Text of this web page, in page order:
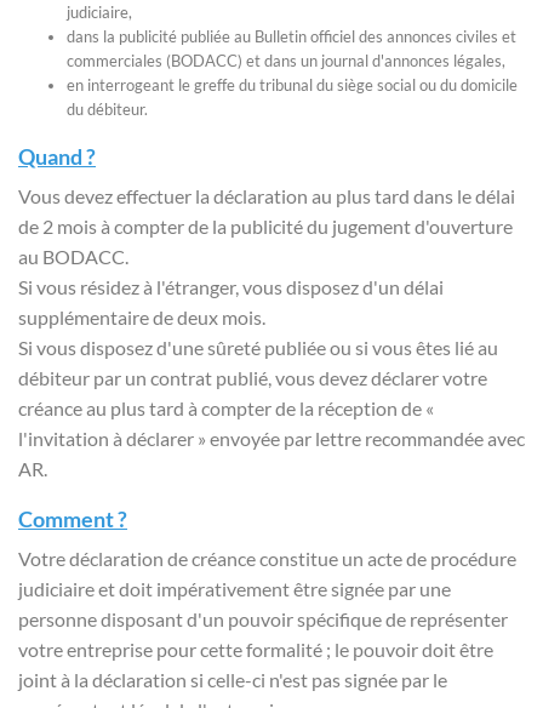
judiciaire,
dans la publicité publiée au Bulletin officiel des annonces civiles et
commerciales (BODACC) et dans un journal d'annonces légales,
en interrogeant le greffe du tribunal du siège social ou du domicile
du débiteur.
Quand ?
Vous devez effectuer la déclaration au plus tard dans le délai
de 2 mois à compter de la publicité du jugement d'ouverture
au BODACC.
Si vous résidez à l'étranger, vous disposez d'un délai
supplémentaire de deux mois.
Si vous disposez d'une sûreté publiée ou si vous êtes lié au
débiteur par un contrat publié, vous devez déclarer votre
créance au plus tard à compter de la réception de «
l'invitation à déclarer » envoyée par lettre recommandée avec
AR.
Comment ?
Votre déclaration de créance constitue un acte de procédure
judiciaire et doit impérativement être signée par une
personne disposant d'un pouvoir spécifique de représenter
votre entreprise pour cette formalité ; le pouvoir doit être
joint à la déclaration si celle-ci n'est pas signée par le